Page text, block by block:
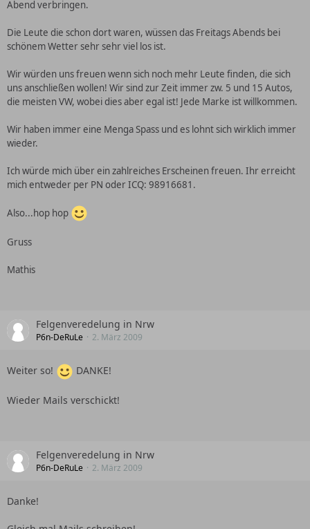
Abend verbringen.
Die Leute die schon dort waren, wüssen das Freitags Abends bei
schönem Wetter sehr sehr viel los ist.
Wir würden uns freuen wenn sich noch mehr Leute finden, die sich
uns anschließen wollen! Wir sind zur Zeit immer zw. 5 und 15 Autos,
die meisten VW, wobei dies aber egal ist! Jede Marke ist willkommen.
Wir haben immer eine Menga Spass und es lohnt sich wirklich immer
wieder.
Ich würde mich über ein zahlreiches Erscheinen freuen. Ihr erreicht
mich entweder per PN oder ICQ: 98916681.
Also...hop hop
Gruss
Mathis
Felgenveredelung in Nrw
P6n-DeRuLe 2. März 2009
Weiter so! DANKE!
Wieder Mails verschickt!
Felgenveredelung in Nrw
P6n-DeRuLe 2. März 2009
Danke!